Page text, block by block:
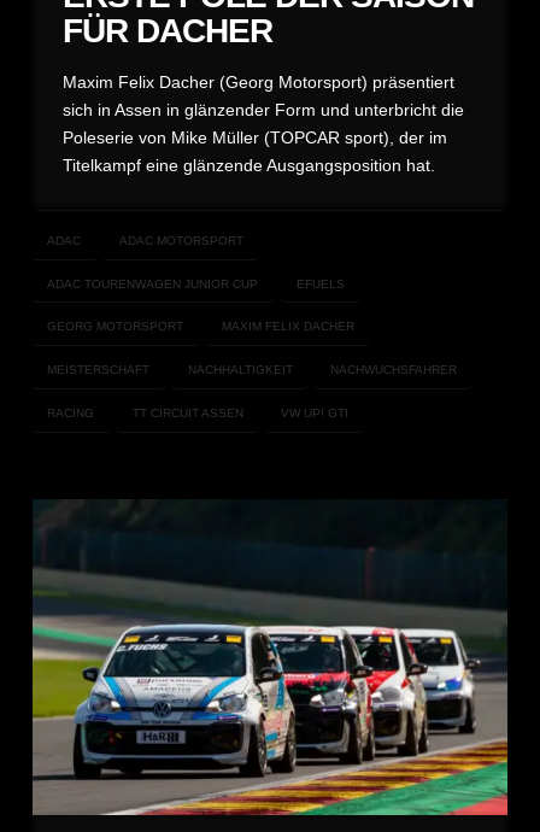
FÜR DACHER
Maxim Felix Dacher (Georg Motorsport) präsentiert
sich in Assen in glänzender Form und unterbricht die
Poleserie von Mike Müller (TOPCAR sport), der im
Titelkampf eine glänzende Ausgangsposition hat.
ADAC ADAC MOTORSPORT
ADAC TOURENWAGEN JUNIOR CUP EFUELS
GEORG MOTORSPORT MAXIM FELIX DACHER
MEISTERSCHAFT NACHHALTIGKEIT NACHWUCHSFAHRER
RACING TT CIRCUIT ASSEN VW UP! GTI